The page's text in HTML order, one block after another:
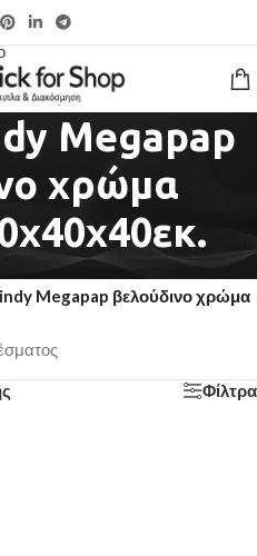
Megapap
χρώμα
Megapap βελούδινο χρώμα
Φίλτρα